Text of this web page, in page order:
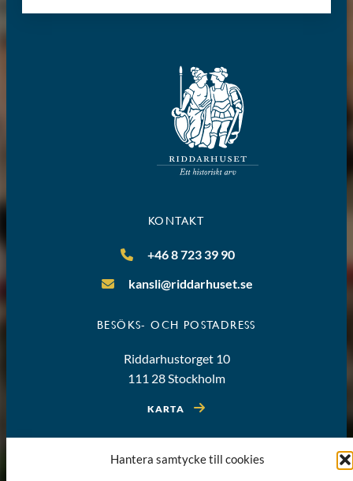
Hantera samtycke till cookies
KONTAKT
+46 8 723 39 90
kansli@riddarhuset.se
BESÖKS- OCH POSTADRESS
Riddarhustorget 10
111 28 Stockholm
KARTA